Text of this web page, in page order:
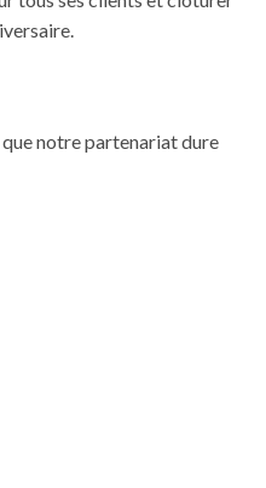
que notre partenariat dure